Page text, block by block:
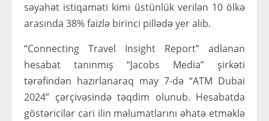
səyahət istiqaməti kimi üstünlük verilən 10 ölkə
arasında 38% faizlə birinci pillədə yer alıb.
“Connecting Travel Insight Report” adlanan
hesabat tanınmış “Jacobs Media” şirkəti
tərəfindən hazırlanaraq may 7-də “ATM Dubai
2024” çərçivəsində təqdim olunub. Hesabatda
göstəricilər cari ilin məlumatlarını əhatə etməklə